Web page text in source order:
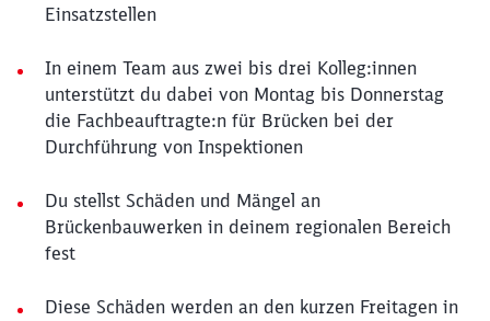
Einsatzstellen
In einem Team aus zwei bis drei Kolleg:innen
unterstützt du dabei von Montag bis Donnerstag
die Fachbeauftragte:n für Brücken bei der
Durchführung von Inspektionen
Du stellst Schäden und Mängel an
Brückenbauwerken in deinem regionalen Bereich
fest
Diese Schäden werden an den kurzen Freitagen in